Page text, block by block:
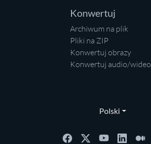
Konwertuj
Archiwum na plik
Pliki na ZIP
Konwertuj obrazy
Konwertuj audio/wideo
Polski